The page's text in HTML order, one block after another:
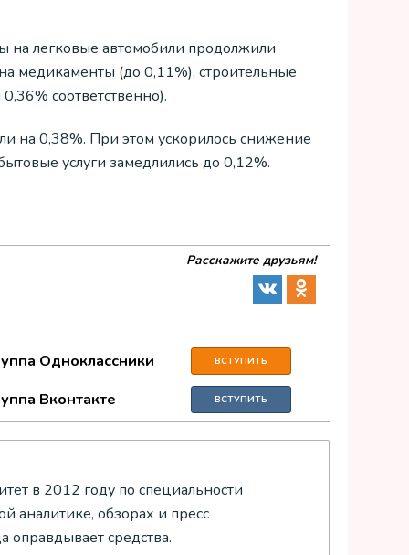
легковые автомобили продолжили
медикаменты (до 0,11%), строительные
соответственно).
на 0,38%. При этом ускорилось снижение
услуги замедлились до 0,12%.
Расскажите друзьям!
Одноклассники ВСТУПИТЬ
Вконтакте ВСТУПИТЬ
в 2012 году по специальности
аналитике, обзорах и пресс
оправдывает средства.